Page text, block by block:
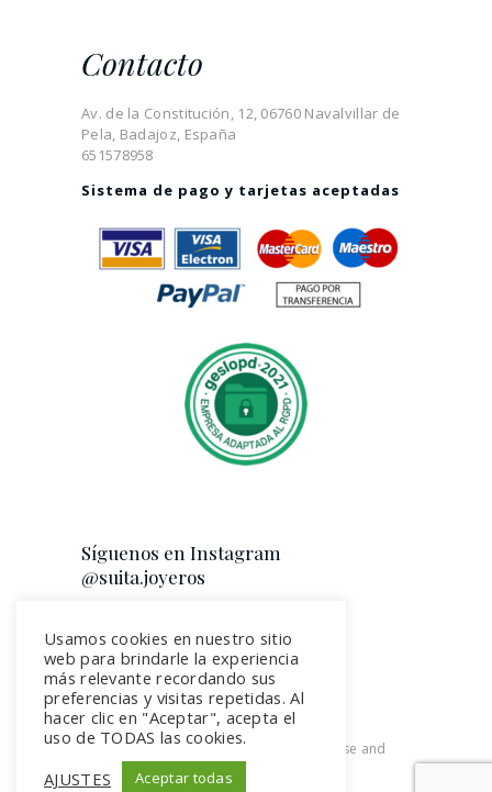
Contacto
Av. de la Constitución, 12, 06760 Navalvillar de
Pela, Badajoz, España
651578958
Sistema de pago y tarjetas aceptadas
Síguenos en Instagram
@suita.joyeros
2026. All rights reserved. Terms of use and
Privacy Policy
Usamos cookies en nuestro sitio
web para brindarle la experiencia
más relevante recordando sus
preferencias y visitas repetidas. Al
hacer clic en "Aceptar", acepta el
uso de TODAS las cookies.
AJUSTES
Aceptar todas